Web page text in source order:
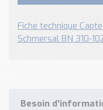
Fiche technique
Schmersal BN 310-
Besoin